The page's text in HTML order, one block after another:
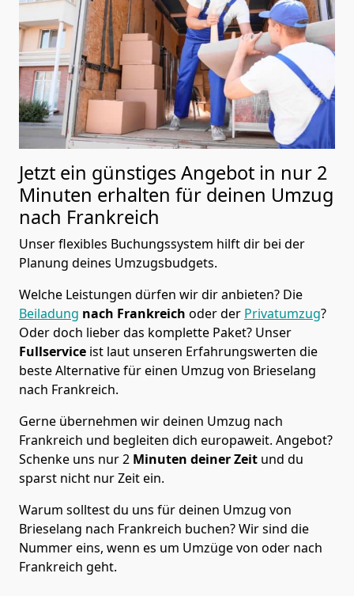
Jetzt ein günstiges Angebot in nur 2
Minuten erhalten für deinen Umzug
nach Frankreich
Unser flexibles Buchungssystem hilft dir bei der
Planung deines Umzugsbudgets.
Welche Leistungen dürfen wir dir anbieten? Die
Beiladung nach Frankreich oder der Privatumzug?
Oder doch lieber das komplette Paket? Unser
Fullservice ist laut unseren Erfahrungswerten die
beste Alternative für einen Umzug von Brieselang
nach Frankreich.
Gerne übernehmen wir deinen Umzug nach
Frankreich und begleiten dich europaweit. Angebot?
Schenke uns nur2 Minuten deiner Zeit und du
sparst nicht nur Zeit ein.
Warum solltest du uns für deinen Umzug von
Brieselang nach Frankreich buchen? Wir sind die
Nummer eins, wenn es um Umzüge von oder nach
Frankreich geht.